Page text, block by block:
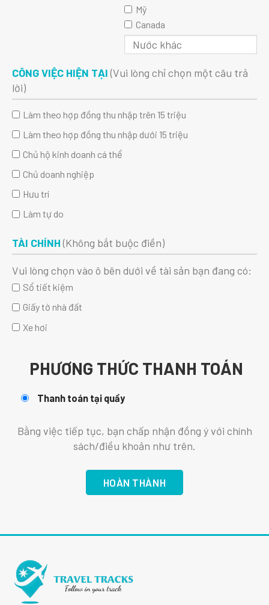
Mỹ
Canada
CÔNG VIỆC HIỆN TẠI(Vui lòng chỉ chọn một câu trả
lời)
Làm theo hợp đồng thu nhập trên 15 triệu
Làm theo hợp đồng thu nhập dưới 15 triệu
Chủ hộ kinh doanh cá thể
Chủ doanh nghiệp
Hưu trí
Làm tự do
TÀI CHÍNH(Không bắt buộc điền)
Vui lòng chọn vào ô bên dưới về tài sản bạn đang có:
Sổ tiết kiệm
Giấy tờ nhà đất
Xe hơi
PHƯƠNG THỨC THANH TOÁN
Thanh toán tại quầy
Bằng việc tiếp tục, bạn chấp nhận đồng ý với chính
sách/điều khoản như trên.